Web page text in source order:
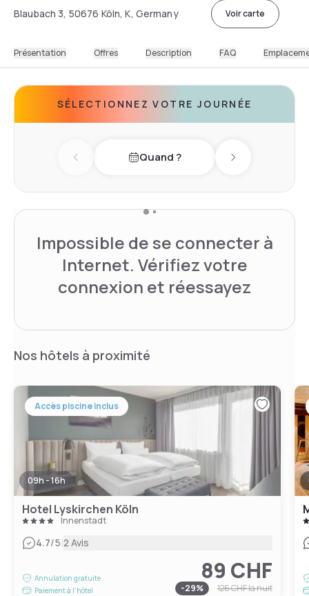
Blaubach 3, 50676 Köln, K, Germany Voir carte
Présentation Offres Description FAQ
SÉLECTIONNEZ VOTRE JOURNÉE
Previous dayQuand ? Next day
Impossible de se connecter à
Internet. Vérifiez votre
connexion et réessayez
Nos hôtels à proximité
Accès piscine inclus
09h - 16h
Hotel Lyskirchen Köln
Innenstadt
4.7/5|2 Avis
Annulation gratuite
Paiement à l'hôtel
89 CHF
-29% 126 CHFla nuit